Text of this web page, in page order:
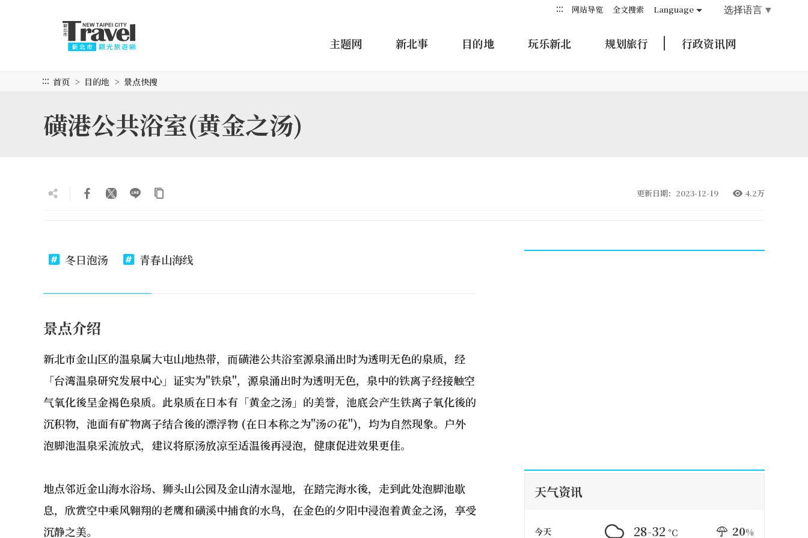
::: 网站导览 全文搜索 Language 选择语言 ▼
主题网 新北事 目的地 玩乐新北 规划旅行 行政资讯网
::: 首页 目的地 景点快搜
磺港公共浴室(黄金之汤)
更新日期：2023-12-19 4.2万
冬日泡汤 青春山海线
景点介绍
新北市金山区的温泉属大屯山地热带，而磺港公共浴室源泉涌出时为透明无色的泉质，经
「台湾温泉研究发展中心」证实为"铁泉"，源泉涌出时为透明无色，泉中的铁离子经接触空
气氧化後呈金褐色泉质。此泉质在日本有「黄金之汤」的美誉，池底会产生铁离子氧化後的
沉积物，池面有矿物离子结合後的漂浮物 (在日本称之为"汤の花")，均为自然现象。户外
泡脚池温泉采流放式，建议将原汤放凉至适温後再浸泡，健康促进效果更佳。
地点邻近金山海水浴场、狮头山公园及金山清水湿地，在踏完海水後，走到此处泡脚池歇
息，欣赏空中乘风翱翔的老鹰和磺溪中捕食的水鸟，在金色的夕阳中浸泡着黄金之汤，享受
沉静之美。
天气资讯
今天 28-32 °C 20%